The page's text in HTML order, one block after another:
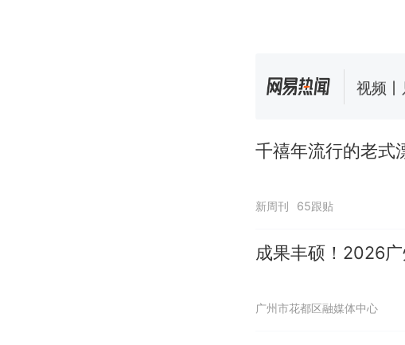
视频
佛山
千禧年流行的老式
新周刊 65跟贴
成果丰硕！2026
广州市花都区融媒体中心